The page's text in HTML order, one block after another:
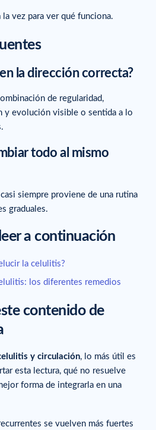
la vez para ver qué funciona.
la dirección correcta?
de regularidad,
y evolución visible o sentida a lo
todo al mismo
siempre proviene de una rutina
graduales.
a continuación
la celulitis?
los diferentes remedios
contenido de
y circulación, lo más útil es
esta lectura, qué no resuelve
forma de integrarla en una
se vuelven más fuertes